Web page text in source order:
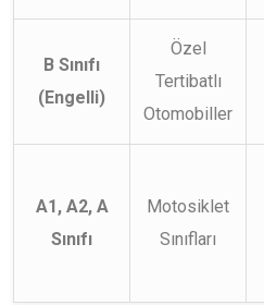
B Sınıfı
(Engelli)
Özel
Tertibatlı
Otomobiller
A1, A2, A
Sınıfı
Motosiklet
Sınıfları